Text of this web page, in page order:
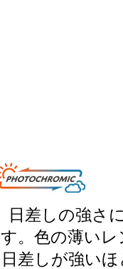
日差しの強さ
す。色の薄い
日差しが強い